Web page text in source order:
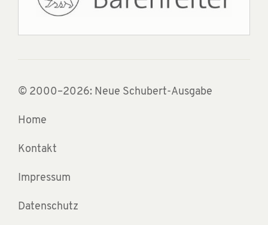
© 2000–2026: Neue Schubert-Ausgabe
Home
Kontakt
Impressum
Datenschutz